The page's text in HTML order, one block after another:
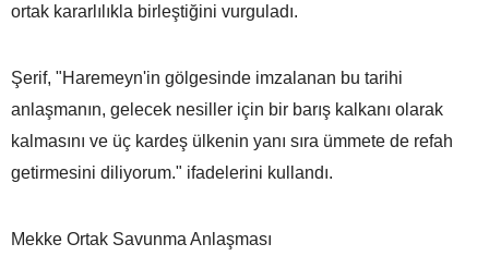
ortak kararlılıkla birleştiğini vurguladı.
Şerif, "Haremeyn'in gölgesinde imzalanan bu tarihi
anlaşmanın, gelecek nesiller için bir barış kalkanı olarak
kalmasını ve üç kardeş ülkenin yanı sıra ümmete de refah
getirmesini diliyorum." ifadelerini kullandı.
Mekke Ortak Savunma Anlaşması